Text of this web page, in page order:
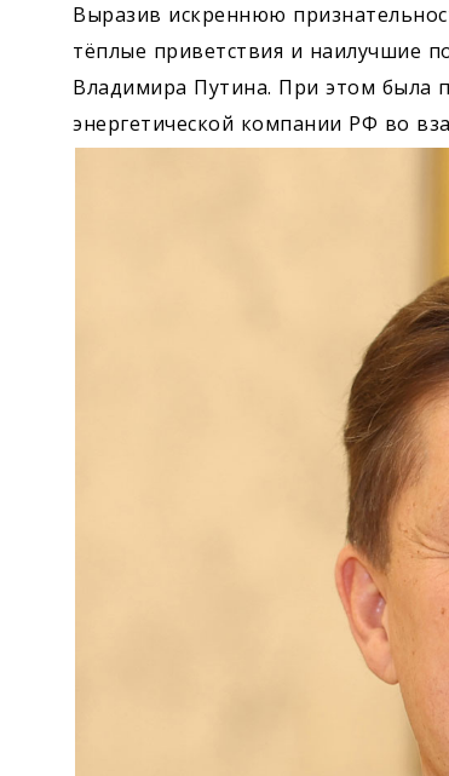
Выразив искреннюю
тёплые приветствия и наилучшие
Владимира Путина. При этом была
энергетической компании РФ во